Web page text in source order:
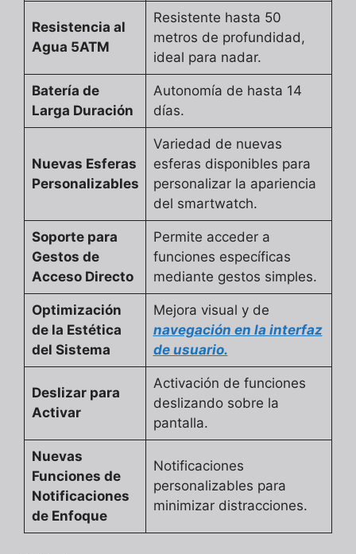
Resistencia al
Agua 5ATM
Resistente hasta 50
metros de profundidad,
ideal para nadar.
Batería de
Larga Duración
Autonomía de hasta 14
días.
Nuevas Esferas
Personalizables
Variedad de nuevas
esferas disponibles para
personalizar la apariencia
del smartwatch.
Soporte para
Gestos de
Acceso Directo
Permite acceder a
funciones específicas
mediante gestos simples.
Optimización
de la Estética
del Sistema
Mejora visual y de
navegación en la interfaz
de usuario.
Deslizar para
Activar
Activación de funciones
deslizando sobre la
pantalla.
Nuevas
Funciones de
Notificaciones
de Enfoque
Notificaciones
personalizables para
minimizar distracciones.